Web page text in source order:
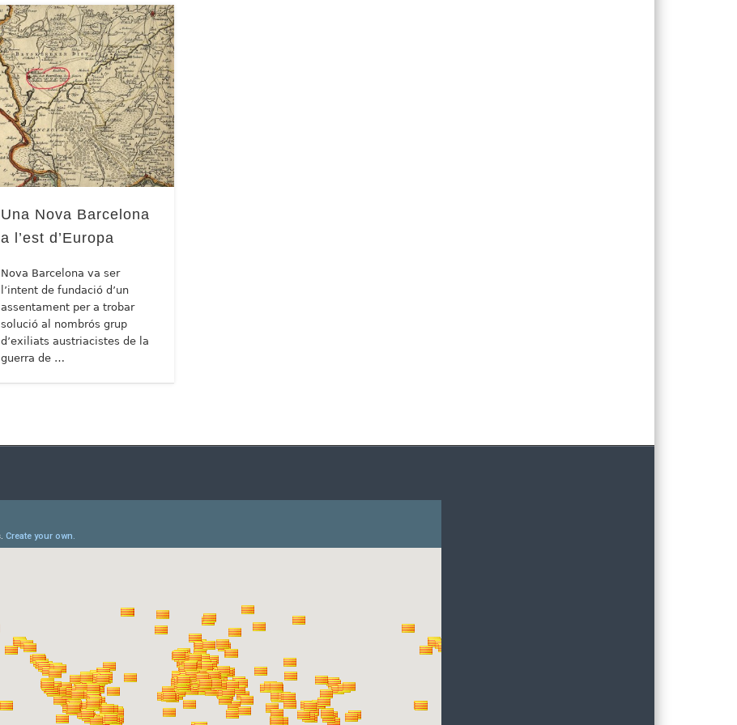
Una Nova Barcelona
a l’est d’Europa
Nova Barcelona va ser
l’intent de fundació d’un
assentament per a trobar
solució al nombrós grup
d’exiliats austriacistes de la
guerra de …